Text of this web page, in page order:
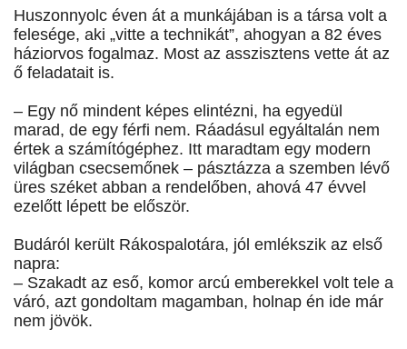
Huszonnyolc éven át a munkájában is a társa volt a
felesége, aki „vitte a technikát”, ahogyan a 82 éves
háziorvos fogalmaz. Most az asszisztens vette át az
ő feladatait is.
– Egy nő mindent képes elintézni, ha egyedül
marad, de egy férfi nem. Ráadásul egyáltalán nem
értek a számítógéphez. Itt maradtam egy modern
világban csecsemőnek – pásztázza a szemben lévő
üres széket abban a rendelőben, ahová 47 évvel
ezelőtt lépett be először.
Budáról került Rákospalotára, jól emlékszik az első
napra:
– Szakadt az eső, komor arcú emberekkel volt tele a
váró, azt gondoltam magamban, holnap én ide már
nem jövök.